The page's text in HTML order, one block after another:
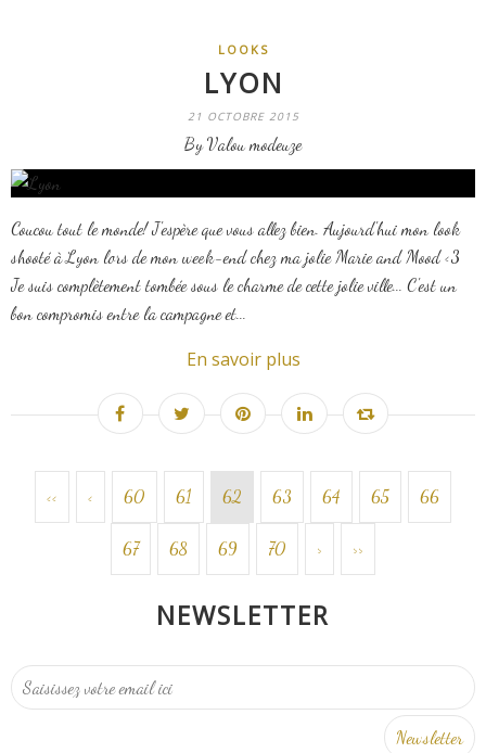
LOOKS
LYON
21 OCTOBRE 2015
By Valou modeuze
Coucou tout le monde! J'espère que vous allez bien. Aujourd'hui mon look
shooté à Lyon lors de mon week-end chez ma jolie Marie and Mood <3
Je suis complètement tombée sous le charme de cette jolie ville... C'est un
bon compromis entre la campagne et...
En savoir plus
<< < 10
20
30
40
50
60 61 62 63 64 65 66
67 68 69 70 80
90
100
> >>
NEWSLETTER